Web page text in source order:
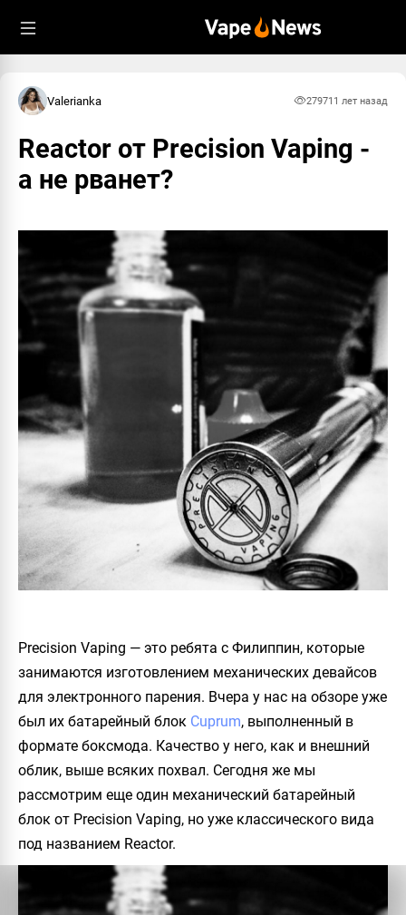
Valerianka 279711 лет назад
Reactor от Precision Vaping -
а не рванет?
Precision Vaping — это ребята с Филиппин, которые
занимаются изготовлением механических девайсов
для электронного парения. Вчера у нас на обзоре уже
был их батарейный блок Cuprum, выполненный в
формате боксмода. Качество у него, как и внешний
облик, выше всяких похвал. Сегодня же мы
рассмотрим еще один механический батарейный
блок от Precision Vaping, но уже классического вида
под названием Reactor.